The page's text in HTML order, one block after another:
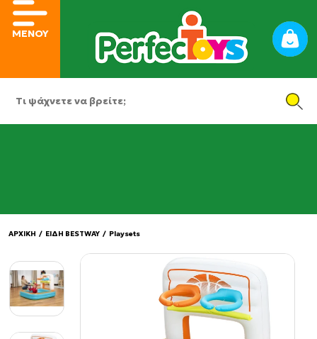
ΜΕΝΟΥ
ΑΡΧΙΚΗ / ΕΙΔΗ BESTWAY / Playsets